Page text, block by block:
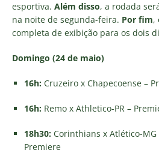
esportiva. Além disso, a rodada
na noite de segunda-feira. Por fim,
completa de exibição para os dois
Domingo (24 de maio)
16h: Cruzeiro x Chapecoense –
16h: Remo x Athletico-PR –
18h30: Corinthians x Atlético-MG
Premiere